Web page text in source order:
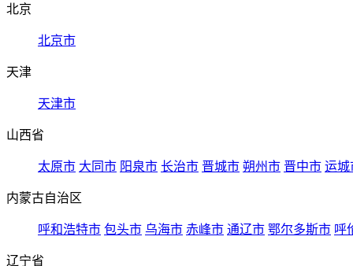
北京
北京市
天津
天津市
山西省
太原市 大同市 阳泉市 长治市 晋城市 朔州市 晋中市 运城
内蒙古自治区
呼和浩特市 包头市 乌海市 赤峰市 通辽市 鄂尔多斯市 呼
辽宁省